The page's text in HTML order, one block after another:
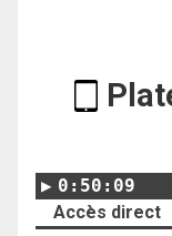
0:50:09
Accès direct